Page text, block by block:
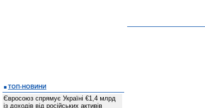
ТОП-НОВИНИ
Євросоюз спрямує Україні €1,4 млрд
із доходів від російських активів